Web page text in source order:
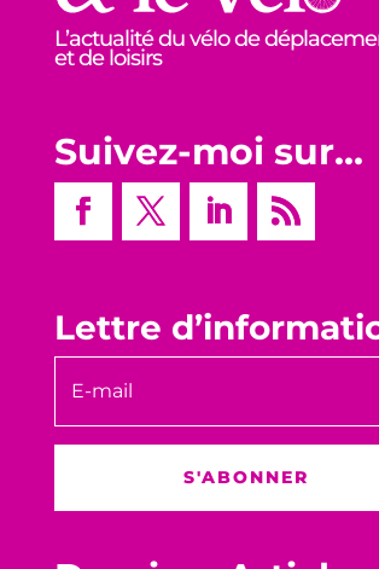
L’actualité du vélo de
et de loisirs
Suivez-moi sur…
Lettre
S'ABONNER